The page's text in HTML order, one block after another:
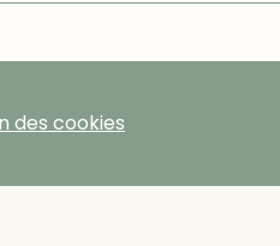
des cookies